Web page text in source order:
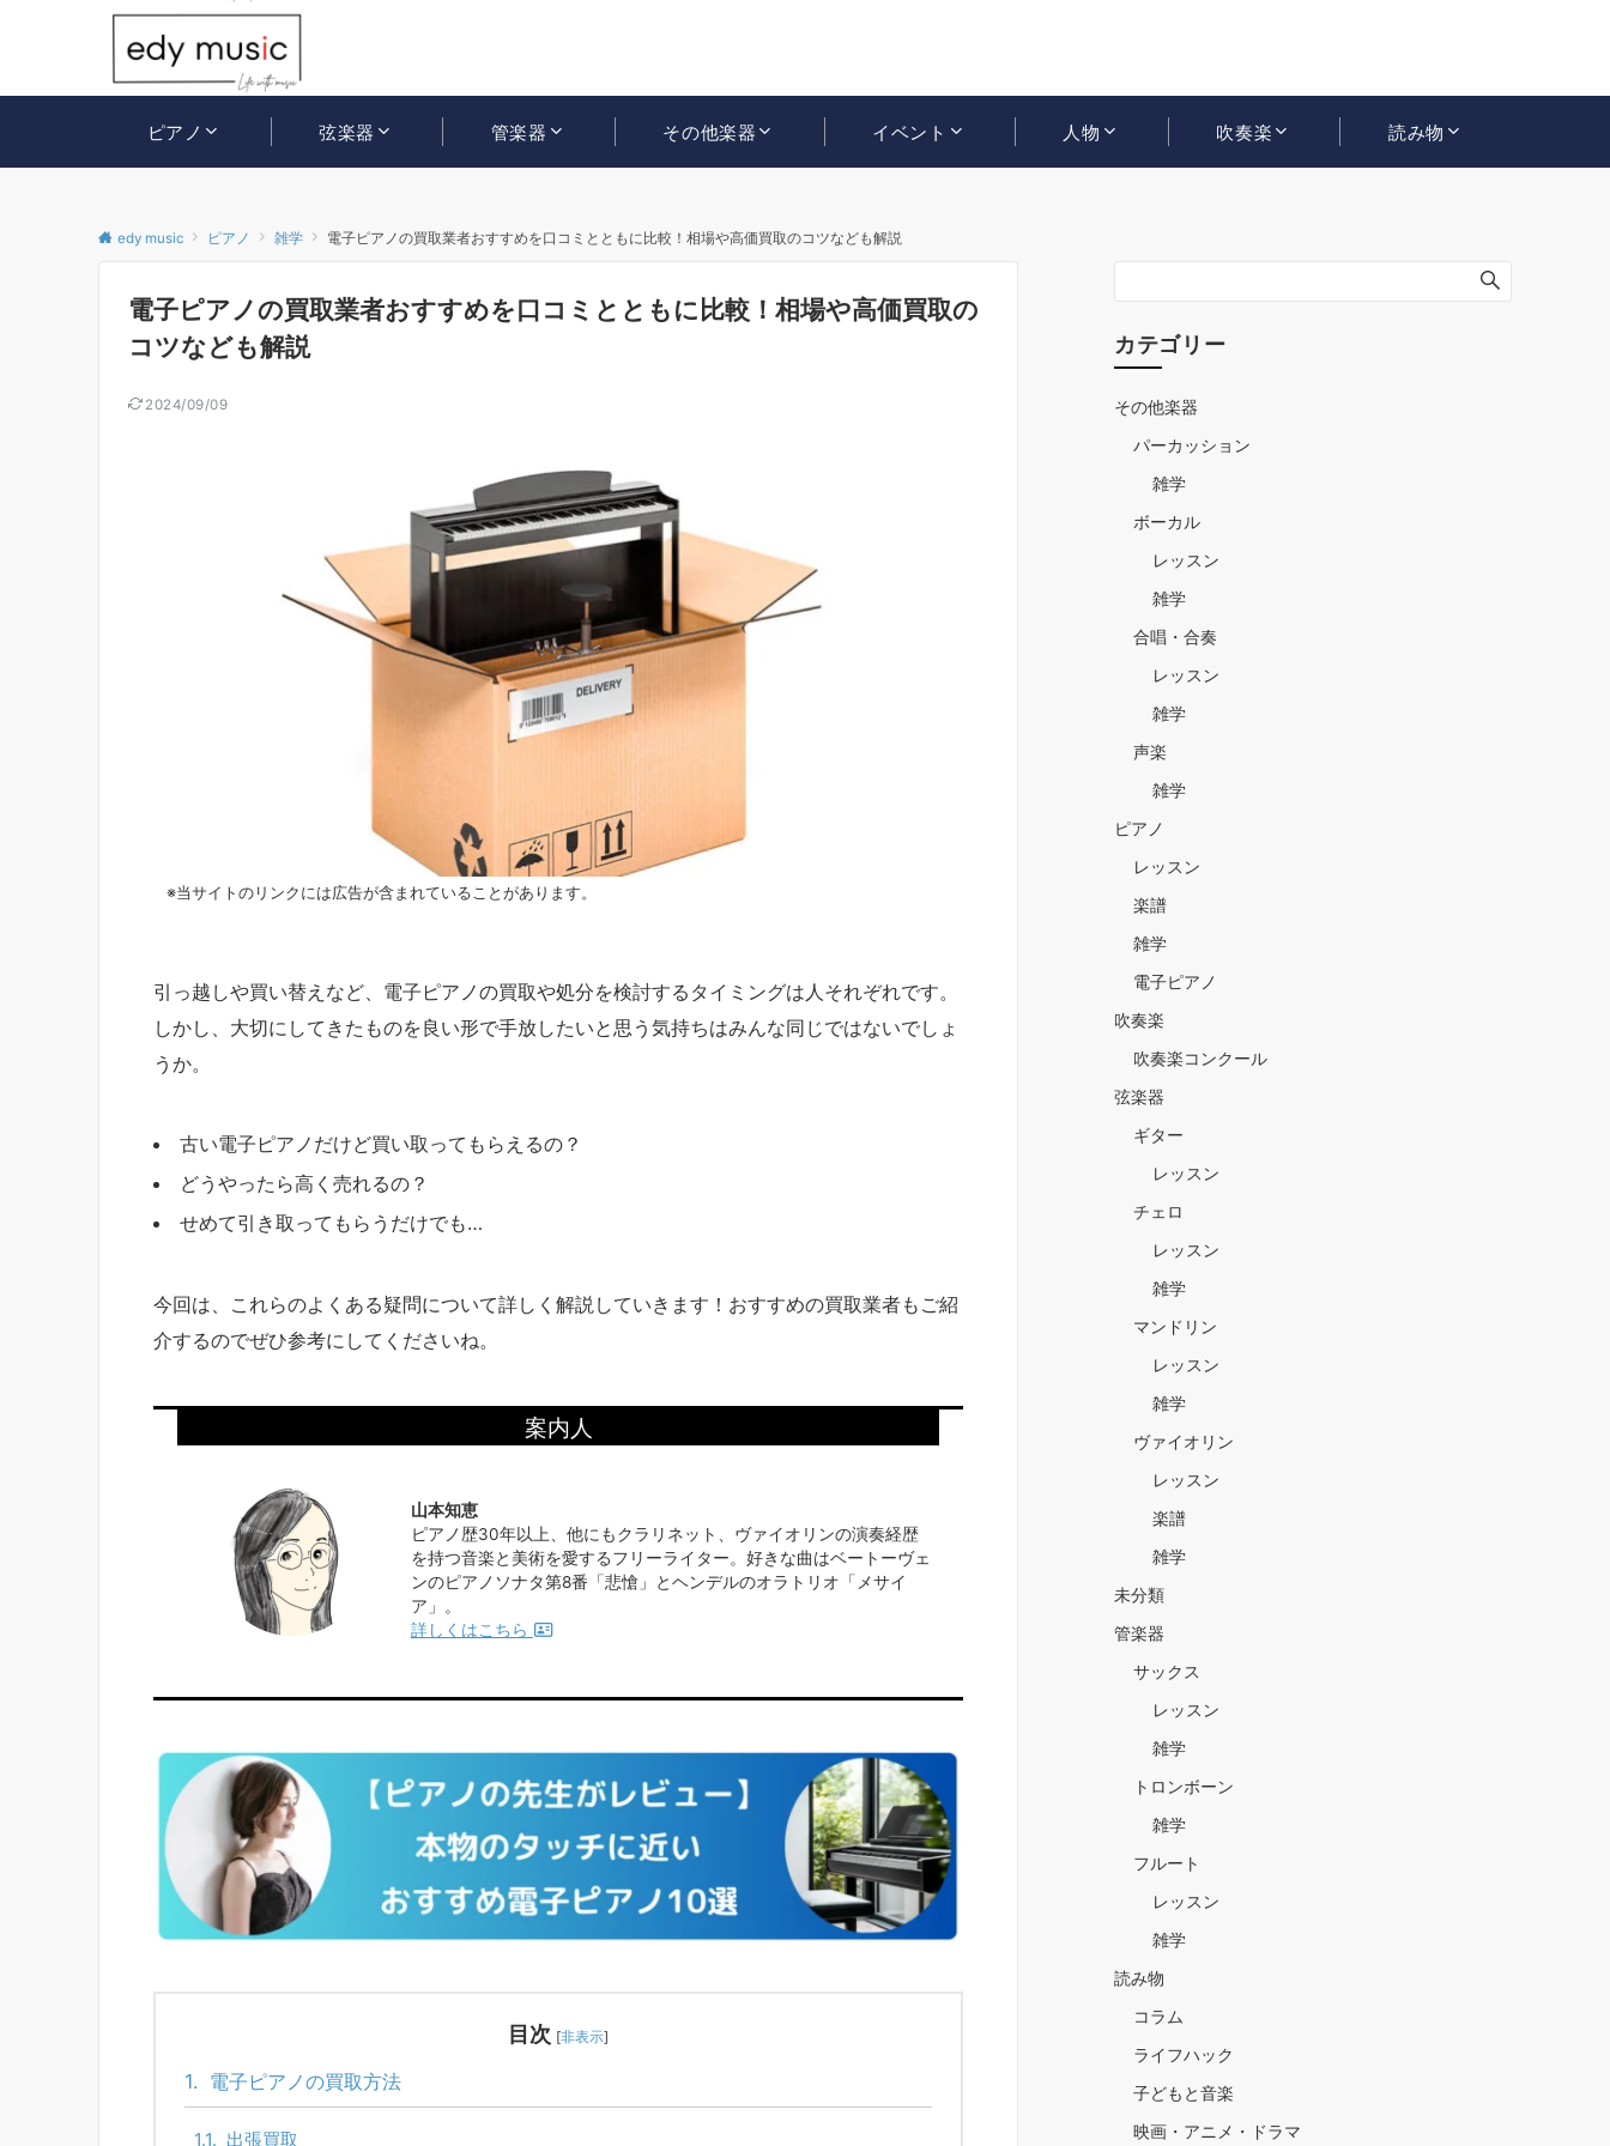
ピアノ 弦楽器 管楽器 その他楽器 イベント 人物 吹奏楽 読み物
edy music ピアノ 雑学 電子ピアノの買取業者おすすめを口コミとともに比較！相場や高価買取のコツなども解説
電子ピアノの買取業者おすすめを口コミとともに比較！相場や高価買取の
コツなども解説
2024/09/09
※当サイトのリンクには広告が含まれていることがあります。
引っ越しや買い替えなど、電子ピアノの買取や処分を検討するタイミングは人それぞれです。
しかし、大切にしてきたものを良い形で手放したいと思う気持ちはみんな同じではないでしょ
うか。
古い電子ピアノだけど買い取ってもらえるの？
どうやったら高く売れるの？
せめて引き取ってもらうだけでも…
今回は、これらのよくある疑問について詳しく解説していきます！おすすめの買取業者もご紹
介するのでぜひ参考にしてくださいね。
案内人
山本知恵
ピアノ歴30年以上、他にもクラリネット、ヴァイオリンの演奏経歴
を持つ音楽と美術を愛するフリーライター。好きな曲はベートーヴェ
ンのピアノソナタ第8番「悲愴」とヘンデルのオラトリオ「メサイ
ア」。
詳しくはこちら
目次 [非表示]
1. 電子ピアノの買取方法
1.1. 出張買取
カテゴリー
その他楽器
パーカッション
雑学
ボーカル
レッスン
雑学
合唱・合奏
レッスン
雑学
声楽
雑学
ピアノ
レッスン
楽譜
雑学
電子ピアノ
吹奏楽
吹奏楽コンクール
弦楽器
ギター
レッスン
チェロ
レッスン
雑学
マンドリン
レッスン
雑学
ヴァイオリン
レッスン
楽譜
雑学
未分類
管楽器
サックス
レッスン
雑学
トロンボーン
雑学
フルート
レッスン
雑学
読み物
コラム
ライフハック
子どもと音楽
映画・アニメ・ドラマ